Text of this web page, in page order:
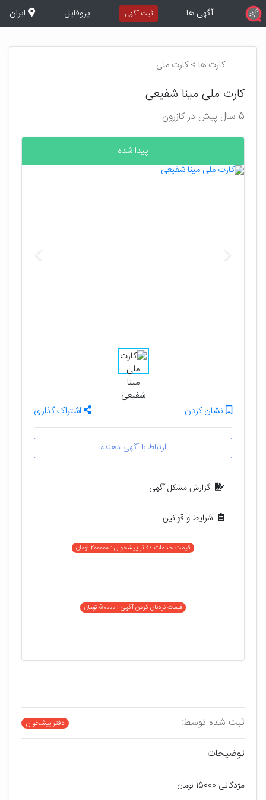
آگهی ها ثبت آگهی پروفایل ایران
کارت ها > کارت ملی
کارت ملی مینا شفیعی
5 سال پیش در کازرون
پیدا شده
بعدی
نشان کردن اشتراک گذاری
ارتباط با آگهی دهنده
گزارش مشکل آگهی
شرایط و قوانین
قیمت خدمات دفاتر پیشخوان : 200000 تومان
قیمت نردبان کردن آگهی : 50000 تومان
ثبت شده توسط: دفتر پیشخوان
توضیحات
مژدگانی 15000 تومان